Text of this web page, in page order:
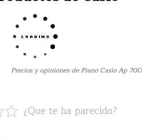
Precios y opiniones de Piano Casio Ap 700
¿Que te ha parecido?